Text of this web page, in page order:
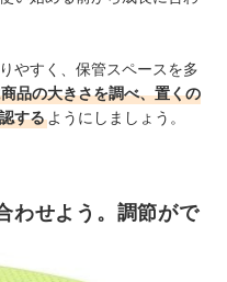
やすく、保管スペースを多
品の大きさを調べ、置くの
する ようにしましょう。
わせよう。調節がで